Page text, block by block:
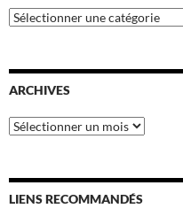
Catégories
ARCHIVES
Archives
LIENS RECOMMANDÉS